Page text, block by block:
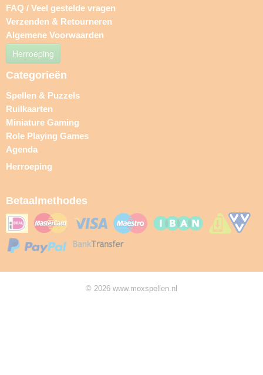
FAQ / Veel gestelde vragen
Verzenden & Retourneren
Algemene Voorwaarden
Herroeping
Categorieën
Spellen & Puzzels
Ruilkaarten
Miniature Gaming
Role Playing Games
Agenda
Herroeping
Betaalmethodes
© 2026 www.moxspellen.nl